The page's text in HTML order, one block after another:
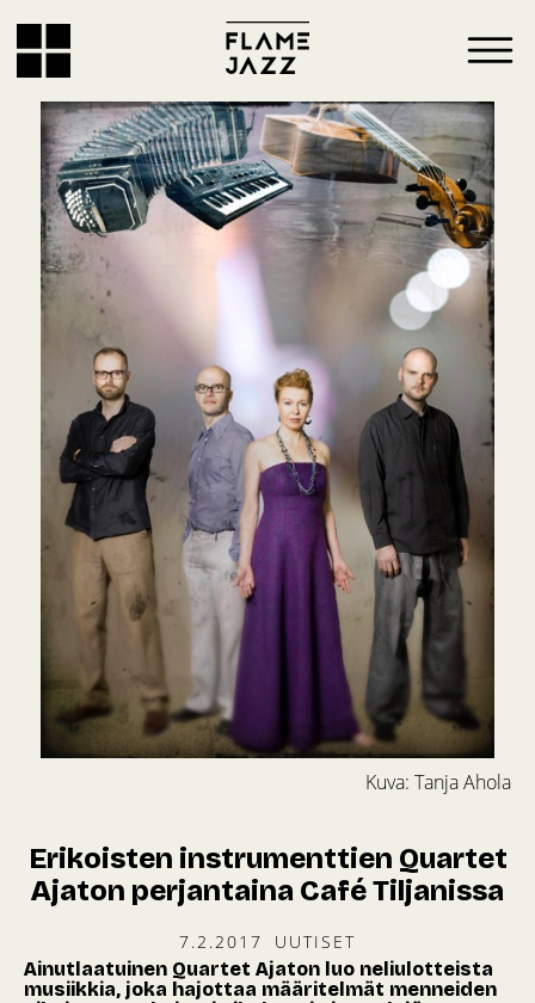
Kuva: Tanja Ahola
Erikoisten instrumenttien Quartet
Ajaton perjantaina Café Tiljanissa
7.2.2017
UUTISET
Ainutlaatuinen Quartet Ajaton luo neliulotteista
musiikkia, joka hajottaa määritelmät menneiden